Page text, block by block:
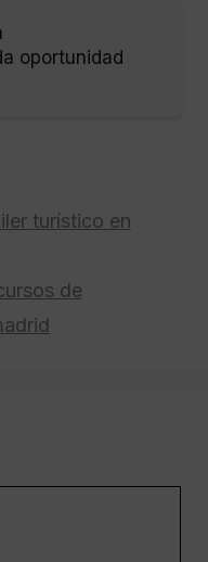
oportunidad
turístico en
de